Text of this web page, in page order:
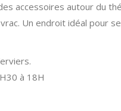
accessoires autour du
Un endroit idéal pour
à 18H